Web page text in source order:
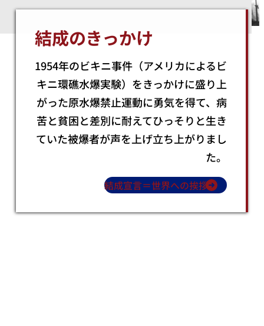
結成のきっかけ
1954年のビキニ事件（アメリカによるビ
キニ環礁水爆実験）をきっかけに盛り上
がった原水爆禁止運動に勇気を得て、病
苦と貧困と差別に耐えてひっそりと生き
ていた被爆者が声を上げ立ち上がりまし
た。
結成宣言＝世界への挨拶